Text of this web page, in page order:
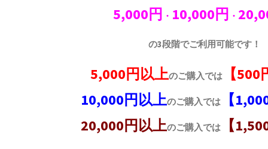
5,000円 ・ 10,000円 ・
の3段階でご利用可能です！
5,000円以上のご購入では
【
10,000円以上のご購入では【
20,000円以上のご購入では【